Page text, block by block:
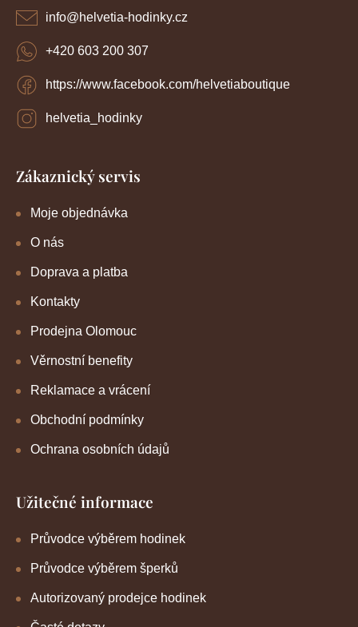
info@helvetia-hodinky.cz
https://www.facebook.com/helvetiaboutique
helvetia_hodinky
+420 603 200 307
Zákaznický servis
Moje objednávka
O nás
Doprava a platba
Kontakty
Prodejna Olomouc
Věrnostní benefity
Reklamace a vrácení
Obchodní podmínky
Ochrana osobních údajů
Užitečné informace
Průvodce výběrem hodinek
Průvodce výběrem šperků
Autorizovaný prodejce hodinek